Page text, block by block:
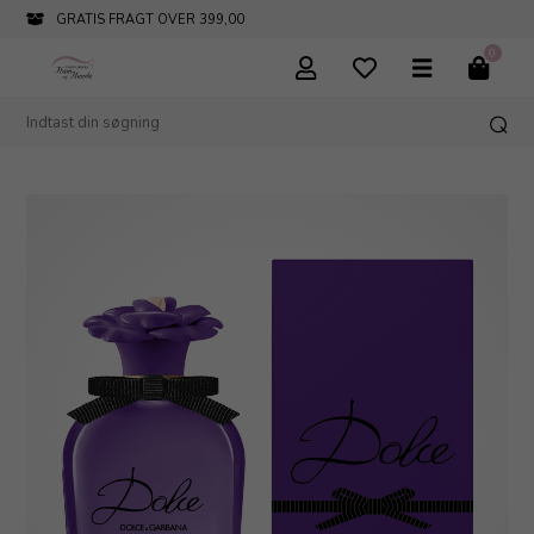
GRATIS FRAGT OVER 399,00
0